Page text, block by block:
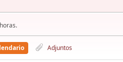
Adjuntos